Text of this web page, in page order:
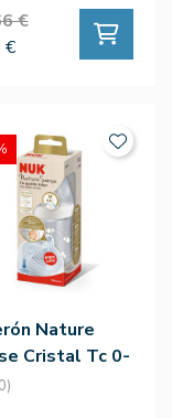
€
€
Nature
Cristal Tc 0-
Silicona 240